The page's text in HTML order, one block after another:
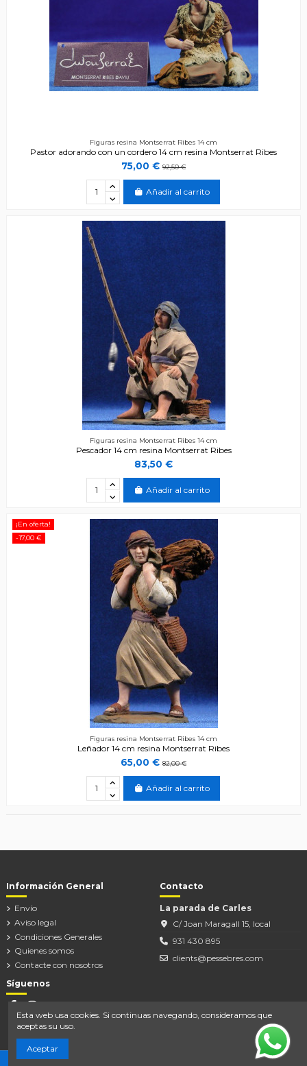
Figuras resina Montserrat Ribes 14 cm
Pastor adorando con un cordero 14 cm resina Montserrat Ribes
75,00 € 92,50 €
Añadir al carrito
Figuras resina Montserrat Ribes 14 cm
Pescador 14 cm resina Montserrat Ribes
83,50 €
Añadir al carrito
¡En oferta!
-17,00 €
Figuras resina Montserrat Ribes 14 cm
Leñador 14 cm resina Montserrat Ribes
65,00 € 82,00 €
Añadir al carrito
Información General
Envío
Aviso legal
Condiciones Generales
Quienes somos
Contacte con nosotros
Contacto
La parada de Carles
C/ Joan Maragall 15, local
931 430 895
clients@pessebres.com
Síguenos
Esta web usa cookies. Si continuas navegando, consideramos que
aceptas su uso.
Aceptar